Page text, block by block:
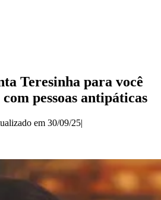
Teresinha para você
pessoas antipáticas
em 30/09/25|